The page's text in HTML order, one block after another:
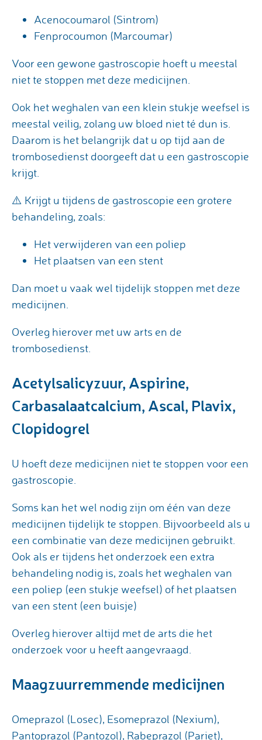
Acenocoumarol (Sintrom)
Fenprocoumon (Marcoumar)
Voor een gewone gastroscopie hoeft u meestal
niet te stoppen met deze medicijnen.
Ook het weghalen van een klein stukje weefsel is
meestal veilig, zolang uw bloed niet té dun is.
Daarom is het belangrijk dat u op tijd aan de
trombosedienst doorgeeft dat u een gastroscopie
krijgt.
⚠️ Krijgt u tijdens de gastroscopie een grotere
behandeling, zoals:
Het verwijderen van een poliep
Het plaatsen van een stent
Dan moet u vaak wel tijdelijk stoppen met deze
medicijnen.
Overleg hierover met uw arts en de
trombosedienst.
Acetylsalicyzuur, Aspirine,
Carbasalaatcalcium, Ascal, Plavix,
Clopidogrel
U hoeft deze medicijnen niet te stoppen voor een
gastroscopie.
Soms kan het wel nodig zijn om één van deze
medicijnen tijdelijk te stoppen. Bijvoorbeeld als u
een combinatie van deze medicijnen gebruikt.
Ook als er tijdens het onderzoek een extra
behandeling nodig is, zoals het weghalen van
een poliep (een stukje weefsel) of het plaatsen
van een stent (een buisje)
Overleg hierover altijd met de arts die het
onderzoek voor u heeft aangevraagd.
Maagzuurremmende medicijnen
Omeprazol (Losec), Esomeprazol (Nexium),
Pantoprazol (Pantozol), Rabeprazol (Pariet),